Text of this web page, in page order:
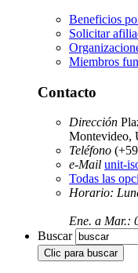
Beneficios
Solicitar
Miembros
Contacto
Dirección
Montevideo,
Teléfono
e-Mail unit-
Todas las
Horario:
Ene. a Mar.:
Buscar